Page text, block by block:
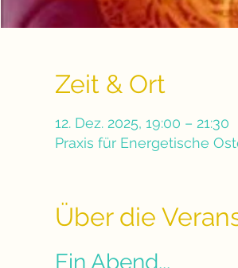
Zeit & Ort
12. Dez. 2025, 19:00 – 21:30
Praxis für Energetische
Über die
Ein Abend...